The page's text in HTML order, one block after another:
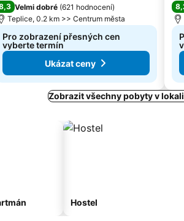
Velmi dobré (621 hodnocení)
Teplice, 0.2 km >> Centrum města
Pro zobrazení přesných cen
vyberte termín
Ukázat ceny
Zobrazit všechny pobyty v
Hostel